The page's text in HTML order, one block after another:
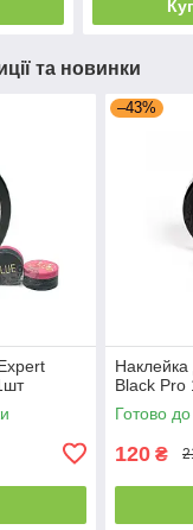
та новинки
–43%
Black
Готово до
120 ₴